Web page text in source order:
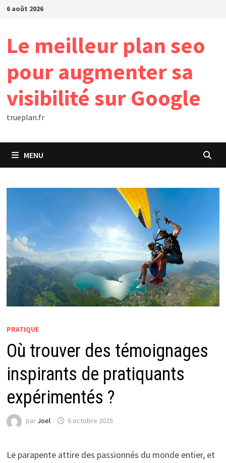
Passer
6 août 2026
Le meilleur plan seo
pour augmenter sa
visibilité sur Google
trueplan.fr
MENU
PRATIQUE
Où trouver des témoignages
inspirants de pratiquants
expérimentés ?
par Joel 6 octobre 2025
Le parapente attire des passionnés du monde entier, et